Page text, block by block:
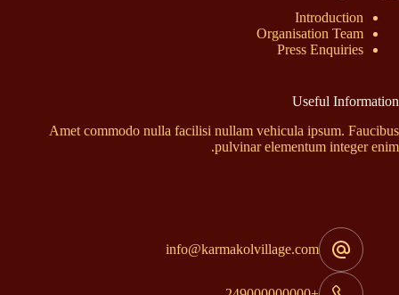
Introduction
Organisation Team
Press Enquiries
Useful Information
Amet commodo nulla facilisi nullam vehicula ipsum. Faucibus
pulvinar elementum integer enim.
info@karmakolvillage.com